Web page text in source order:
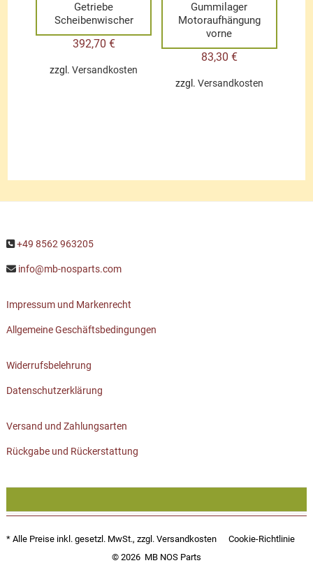
Getriebe
Scheibenwischer
392,70 €
zzgl.Versandkosten
Gummilager
Motoraufhängung
vorne
83,30 €
zzgl. Versandkosten
+49 8562 963205
info@mb-nosparts.com
Impressum und Markenrecht
Allgemeine Geschäftsbedingungen
Widerrufsbelehrung
Datenschutzerklärung
Versand und Zahlungsarten
Rückgabe und Rückerstattung
* Alle Preise inkl. gesetzl. MwSt., zzgl. Versandkosten
Cookie-Richtlinie
© 2026 MB NOS Parts